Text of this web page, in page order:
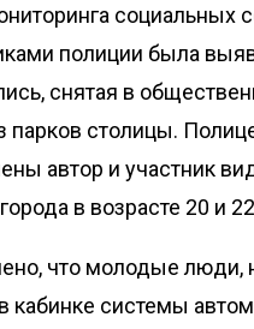
социальных
полиции была
снятая в
парков столицы.
автор и участник
в возрасте 20 и
что молодые люди,
кабинке системы